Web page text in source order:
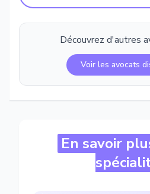
Découvrez d'autres
Voir les avocats
En savoir